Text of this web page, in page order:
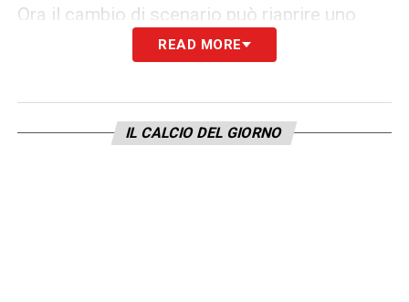
Ora il cambio di scenario può riaprire uno
spiraglio. Non si tratta di un’operazione
poter ottenere condizioni migliori altrove da
giocatore in scadenza. Tuttavia, la nuova
READ MORE
IL CALCIO DEL GIORNO